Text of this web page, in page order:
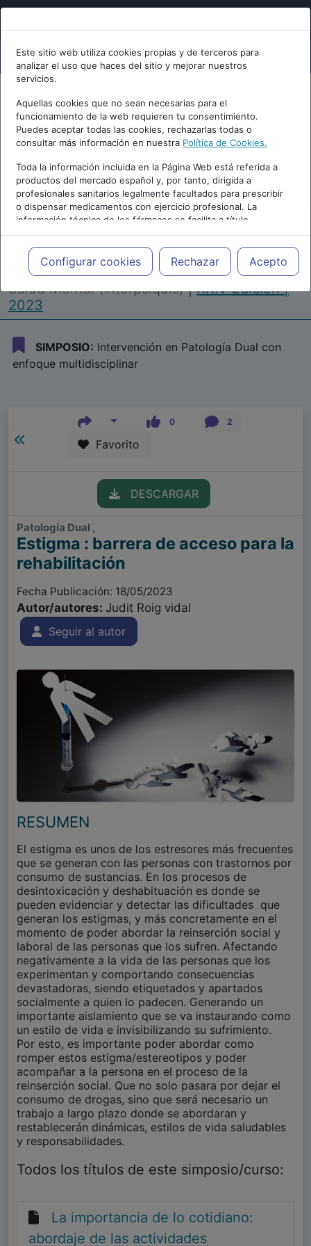
Este sitio web utiliza cookies propias y de terceros para
analizar el uso que haces del sitio y mejorar nuestros
servicios.
Aquellas cookies que no sean necesarias para el
funcionamiento de la web requieren tu consentimiento.
Puedes aceptar todas las cookies, rechazarlas todas o
consultar más información en nuestra Política de Cookies.
Toda la información incluida en la Página Web está referida a
productos del mercado español y, por tanto, dirigida a
profesionales sanitarios legalmente facultados para prescribir
o dispensar medicamentos con ejercicio profesional. La
información técnica de los fármacos se facilita a título
meramente informativo, siendo responsabilidad de los
profesionales facultados prescribir medicamentos y decidir, en
cada caso concreto, el tratamiento más adecuado a las
necesidades del paciente.
Configurar cookies Rechazar Acepto
Repositorio de Artículos |Congreso Virtual
Internacional de Psiquiatría, Psicología y
Salud Mental (Interpsiquis)|XXIV Edición |
2023
SIMPOSIO: Intervención en Patología Dual con
enfoque multidisciplinar
0 2
Favorito
DESCARGAR
Patología Dual ,
Estigma : barrera de acceso para la
rehabilitación
Fecha Publicación: 18/05/2023
Autor/autores: Judit Roig vidal
Seguir al autor
RESUMEN
El estigma es unos de los estresores más frecuentes
que se generan con las personas con trastornos por
consumo de sustancias. En los procesos de
desintoxicación y deshabituación es donde se
pueden evidenciar y detectar las dificultades que
generan los estigmas, y más concretamente en el
momento de poder abordar la reinserción social y
laboral de las personas que los sufren. Afectando
negativamente a la vida de las personas que los
experimentan y comportando consecuencias
devastadoras, siendo etiquetados y apartados
socialmente a quien lo padecen. Generando un
importante aislamiento que se va instaurando como
un estilo de vida e invisibilizando su sufrimiento.
Por esto, es importante poder abordar como
romper estos estigma/estereotipos y poder
acompañar a la persona en el proceso de la
reinserción social. Que no solo pasara por dejar el
consumo de drogas, sino que será necesario un
trabajo a largo plazo donde se abordaran y
restablecerán dinámicas, estilos de vida saludables
y responsabilidades.
Todos los títulos de este simposio/curso:
La importancia de lo cotidiano:
abordaje de las actividades